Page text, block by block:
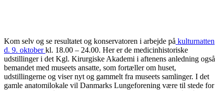
Kom selv og se resultatet og konservatoren i arbejde på kulturnatten
d. 9. oktoberkl. 18.00 – 24.00. Her er de medicinhistoriske
udstillinger i det Kgl. Kirurgiske Akademi i aftenens anledning også
bemandet med museets ansatte, som fortæller om huset,
udstillingerne og viser nyt og gammelt fra museets samlinger. I det
gamle anatomilokale vil Danmarks Lungeforening være til stede for